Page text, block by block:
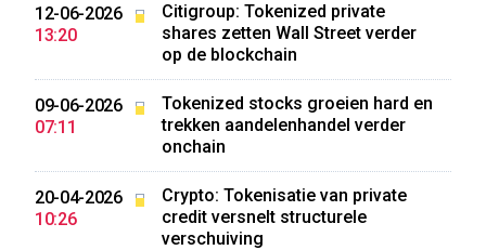
12-06-2026
13:20
Citigroup: Tokenized private
shares zetten Wall Street verder
op de blockchain
09-06-2026
07:11
Tokenized stocks groeien hard en
trekken aandelenhandel verder
onchain
20-04-2026
10:26
Crypto: Tokenisatie van private
credit versnelt structurele
verschuiving